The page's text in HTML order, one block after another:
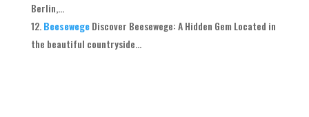
Berlin,...
Beesewege Discover Beesewege: A Hidden Gem Located in
the beautiful countryside...